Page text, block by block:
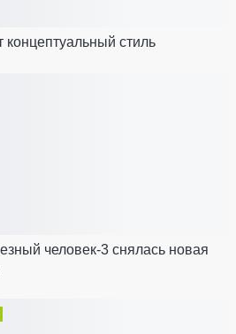
концептуальный стиль
человек-3 снялась новая